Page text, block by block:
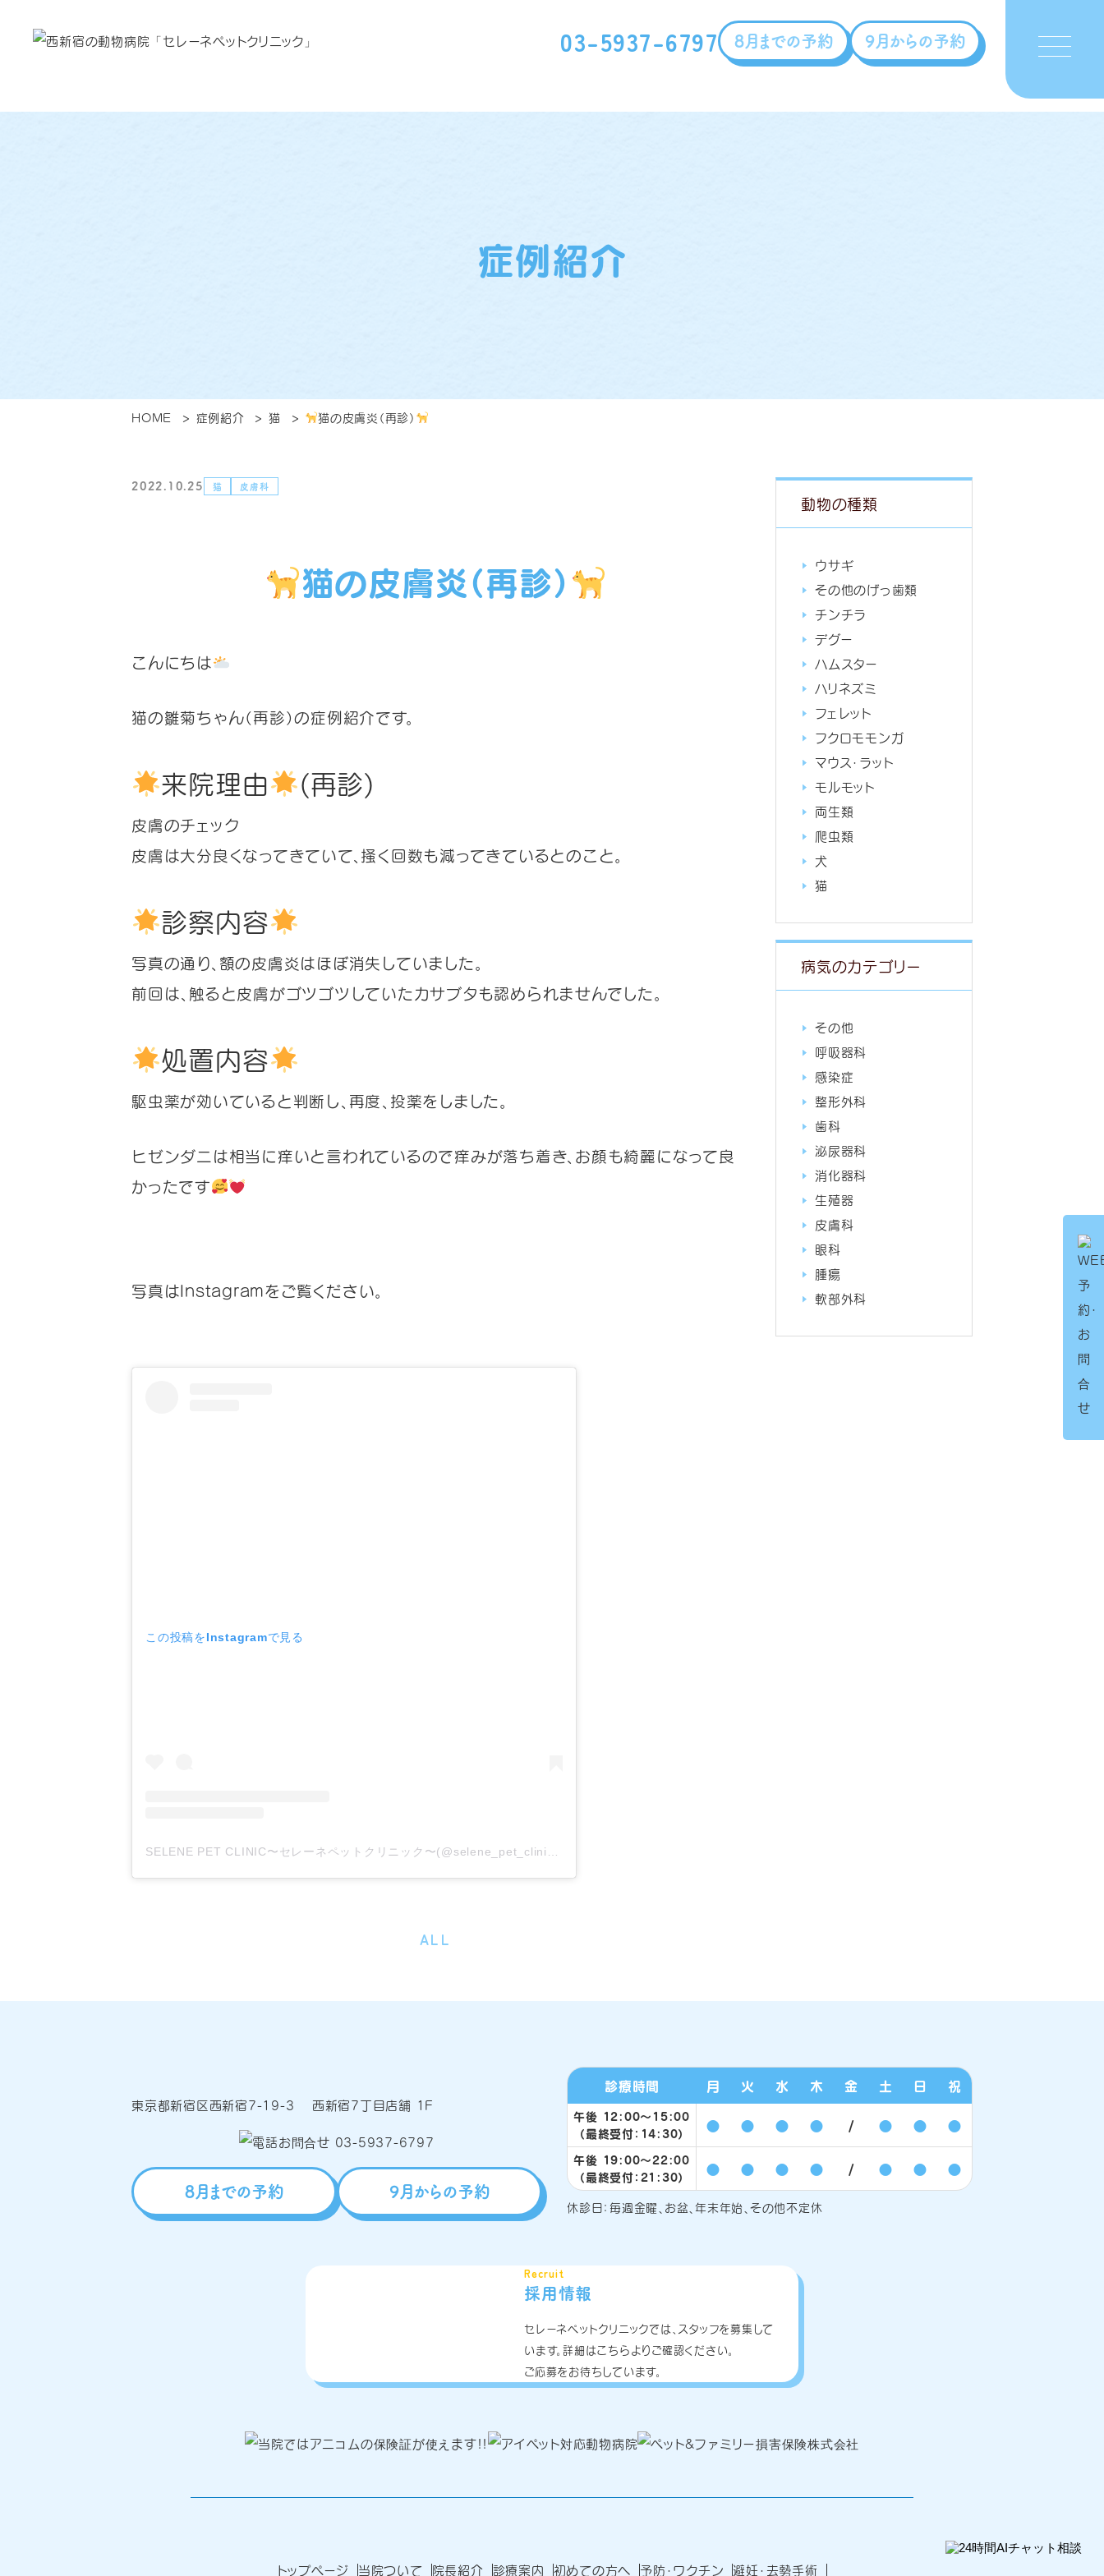
03-5937-6797 8月までの予約 9月からの予約
症例紹介
HOME 症例紹介 猫 猫の皮膚炎（再診）
2022.10.25 猫 皮膚科
猫の皮膚炎（再診）
こんにちは
猫の雛菊ちゃん（再診）の症例紹介です。
来院理由 (再診)
皮膚のチェック
皮膚は大分良くなってきていて、掻く回数も減ってきているとのこと。
診察内容
写真の通り、額の皮膚炎はほぼ消失していました。
前回は、触ると皮膚がゴツゴツしていたカサブタも認められませんでした。
処置内容
駆虫薬が効いていると判断し、再度、投薬をしました。
ヒゼンダニは相当に痒いと言われているので痒みが落ち着き、お顔も綺麗になって良
かったです
写真はInstagramをご覧ください。
この投稿をInstagramで見る
ALL
動物の種類
ウサギ
その他のげっ歯類
チンチラ
デグー
ハムスター
ハリネズミ
フェレット
フクロモモンガ
マウス・ラット
モルモット
両生類
爬虫類
犬
猫
病気のカテゴリー
その他
呼吸器科
感染症
整形外科
歯科
泌尿器科
消化器科
生殖器
皮膚科
眼科
腫瘍
軟部外科
東京都新宿区西新宿7-19-3 西新宿7丁目店舗 1F
8月までの予約 9月からの予約
診療時間 月 火 水 木 金 土 日 祝
午後 12:00〜15:00
（最終受付：14:30）
● ● ● ● / ● ● ●
午後 19:00〜22:00
（最終受付：21:30）
● ● ● ● / ● ● ●
休診日：毎週金曜、お盆、年末年始、その他不定休
Recruit
採用情報
セレーネペットクリニックでは、スタッフを募集して
います。詳細はこちらよりご確認ください。
ご応募をお待ちしています。
トップページ 当院ついて 院長紹介 診療案内 初めての方へ 予防・ワクチン 避妊・去勢手術